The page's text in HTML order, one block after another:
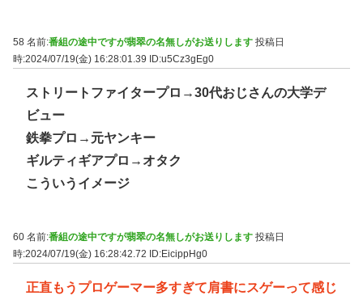
58 名前:番組の途中ですが翡翠の名無しがお送りします 投稿日
時:2024/07/19(金) 16:28:01.39
ID:u5Cz3gEg0
ストリートファイタープロ→30代おじさんの大学デ
ビュー
鉄拳プロ→元ヤンキー
ギルティギアプロ→オタク
こういうイメージ
60 名前:番組の途中ですが翡翠の名無しがお送りします 投稿日
時:2024/07/19(金) 16:28:42.72 ID:EicippHg0
正直もうプロゲーマー多すぎて肩書にスゲーって感じ